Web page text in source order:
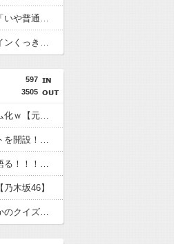
【画像】あのちゃんの後ろ姿、「デカい」「いや普通」で大論争ｗｗｗｗ
浦野芽良アナ ピタピタニットでボディラインくっきり！！
597
3505
久保史緒里ちゃんと内村さんがネットミーム化ｗ【元乃木坂46】
賀喜遥香ちゃん、ついにインスタアカウントを開設！！！【乃木坂46】
小津玲奈ちゃんがあやてぃーとの思い出を語る！！！【乃木坂46】
木坂46】
林瑠奈ちゃん、あやてぃーへの手紙でまさかのクイズｗ【乃木坂46】